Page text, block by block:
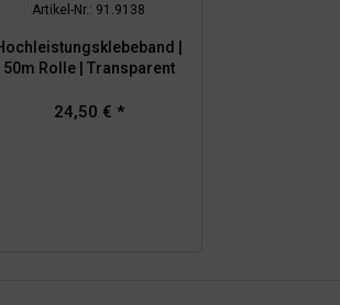
Artikel-Nr.: 91.9138
|
50m Rolle | Transparent
24,50 € *